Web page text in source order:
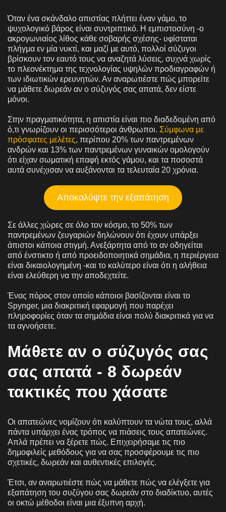
Όταν ένα σκάνδαλο απιστίας πλήττει έναν γάμο, το
ψυχολογικό βάρος είναι συντριπτικό. Η εμπιστοσύνη -ο
ακρογωνιαίος λίθος κάθε σοβαρής σχέσης- υφίσταται
πλήγμα εν μία νυκτί, και μαζί με αυτό, πολλοί σύζυγοι
βρίσκουν τον εαυτό τους να αναζητά λύσεις, συχνά χωρίς
το πλεονέκτημα της τεχνολογίας υψηλών προδιαγραφών ή
των ιδιωτικών ερευνητών. Αν αναρωτιέστε πώς μπορείτε
να μάθετε δωρεάν αν ο σύζυγός σας απατά, δεν είστε
μόνοι.
Στην πραγματικότητα, η απιστία είναι πιο διαδεδομένη από
ό,τι γνωρίζουν οι περισσότεροι άνθρωποι. Σύμφωνα με
πρόσφατες μελέτες, περίπου 20% των παντρεμένων
ανδρών και 13% των παντρεμένων γυναικών ομολογούν
ότι είχαν σωματική επαφή εκτός γάμου, και τα ποσοστά
αυτά συνέχισαν να αυξάνονται τα τελευταία 20 χρόνια.
Αποκαλύψτε την εξαπάτηση
Σε άλλες χώρες σε όλο τον κόσμο, το 50% των
παντρεμένων ζευγαριών δηλώνουν ότι έχουν υπάρξει
άπιστοι κάποια στιγμή. Ανεξάρτητα από το αν οδηγείται
από ένστικτο ή από προειδοποιητικά σημάδια, η περιέργεια
είναι δικαιολογημένη -και το καλύτερο είναι ότι η αλήθεια
είναι ελεύθερη να την αποδεχτείτε.
Ένας πόρος στον οποίο κάποιοι βασίζονται είναι το
Spynger, μια διακριτική εφαρμογή που παρέχει
πληροφορίες όταν τα σημάδια είναι πολύ διακριτικά για να
τα αγνοήσετε.
Μάθετε αν ο σύζυγός σας
σας απατά - 8 δωρεάν
τακτικές που χάσατε
Οι απατεώνες νομίζουν ότι καλύπτουν τα νώτα τους, αλλά
πάντα υπάρχει ένας τρόπος να πιάσεις τους απατεώνες.
Απλά πρέπει να ξέρετε πώς. Επιχειρήσαμε τις πιο
δημοφιλείς μεθόδους για να σας προσφέρουμε τις πιο
σχετικές, δωρεάν και αυθεντικές επιλογές.
Έτσι, αν αναρωτιέστε πώς να μάθετε πώς να ελέγξετε για
εξαπάτηση του συζύγου σας δωρεάν στο διαδίκτυο, αυτές
οι οκτώ μέθοδοι είναι μια έξυπνη αρχή.